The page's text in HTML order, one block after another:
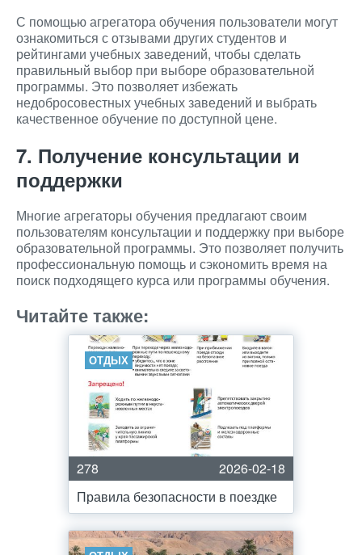
С помощью агрегатора обучения пользователи могут
ознакомиться с отзывами других студентов и
рейтингами учебных заведений, чтобы сделать
правильный выбор при выборе образовательной
программы. Это позволяет избежать
недобросовестных учебных заведений и выбрать
качественное обучение по доступной цене.
7. Получение консультации и
поддержки
Многие агрегаторы обучения предлагают своим
пользователям консультации и поддержку при выборе
образовательной программы. Это позволяет получить
профессиональную помощь и сэкономить время на
поиск подходящего курса или программы обучения.
Читайте также:
ОТДЫХ
278
2026-02-18
Правила безопасности в поездке